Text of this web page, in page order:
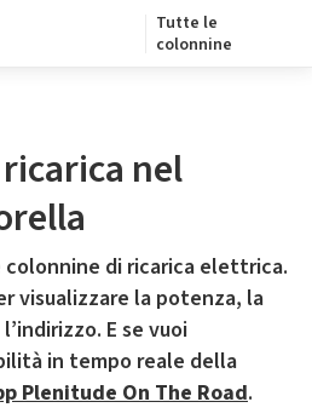
Tutte le
colonnine
nel
colonnine di ricarica elettrica.
visualizzare la potenza, la
E se vuoi
in tempo reale della
Plenitude On The Road.